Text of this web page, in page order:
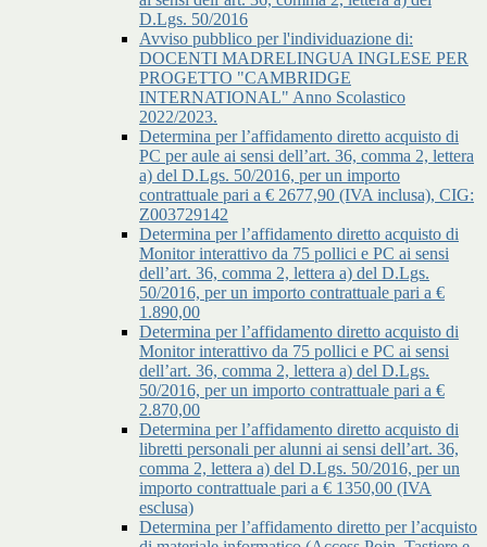
D.Lgs. 50/2016
Avviso pubblico per l'individuazione di:
DOCENTI MADRELINGUA INGLESE PER
PROGETTO "CAMBRIDGE
INTERNATIONAL" Anno Scolastico
2022/2023.
Determina per l’affidamento diretto acquisto di
PC per aule ai sensi dell’art. 36, comma 2, lettera
a) del D.Lgs. 50/2016, per un importo
contrattuale pari a € 2677,90 (IVA inclusa), CIG:
Z003729142
Determina per l’affidamento diretto acquisto di
Monitor interattivo da 75 pollici e PC ai sensi
dell’art. 36, comma 2, lettera a) del D.Lgs.
50/2016, per un importo contrattuale pari a €
1.890,00
Determina per l’affidamento diretto acquisto di
Monitor interattivo da 75 pollici e PC ai sensi
dell’art. 36, comma 2, lettera a) del D.Lgs.
50/2016, per un importo contrattuale pari a €
2.870,00
Determina per l’affidamento diretto acquisto di
libretti personali per alunni ai sensi dell’art. 36,
comma 2, lettera a) del D.Lgs. 50/2016, per un
importo contrattuale pari a € 1350,00 (IVA
esclusa)
Determina per l’affidamento diretto per l’acquisto